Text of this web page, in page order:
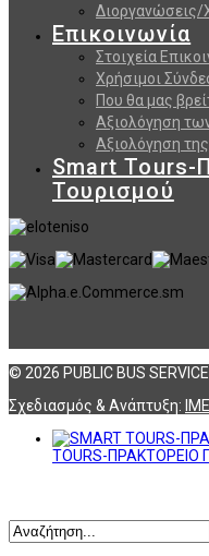
Διοργανώσεις/
Επικοινωνία
Στοιχεία
Χρήσιμοι
Που θα μας
Αξιολόγηση
Αξιολόγηση
Smart Tours-
Τουρισμού
© 2026 PUBLIC BUS
Σχεδιασμός & Ανάπτυξη:
TOURS-ΠΡΑΚΤΟΡΕΙΟ